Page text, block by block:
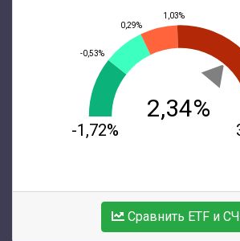
-0,53%
0,29%
1,03%
-1,72%
2,34%
Сравнить ETF и